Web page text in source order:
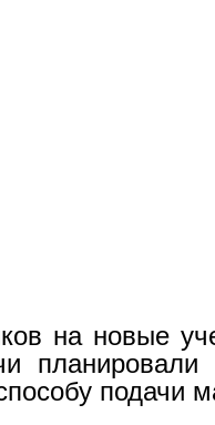
на новые
подачи